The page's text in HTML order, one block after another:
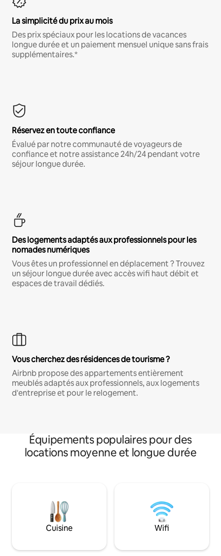
La simplicité du prix au mois
Des prix spéciaux pour les locations de vacances
longue durée et un paiement mensuel unique sans frais
supplémentaires.*
Réservez en toute confiance
Évalué par notre communauté de voyageurs de
confiance et notre assistance 24h/24 pendant votre
séjour longue durée.
Des logements adaptés aux professionnels pour les
nomades numériques
Vous êtes un professionnel en déplacement ? Trouvez
un séjour longue durée avec accès wifi haut débit et
espaces de travail dédiés.
Vous cherchez des résidences de tourisme ?
Airbnb propose des appartements entièrement
meublés adaptés aux professionnels, aux logements
d'entreprise et pour le relogement.
Équipements populaires pour des
locations moyenne et longue durée
Cuisine Wifi